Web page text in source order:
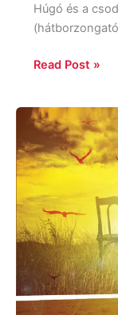
Húgó és a
Read Post »
Jane
Harper:
Aszály